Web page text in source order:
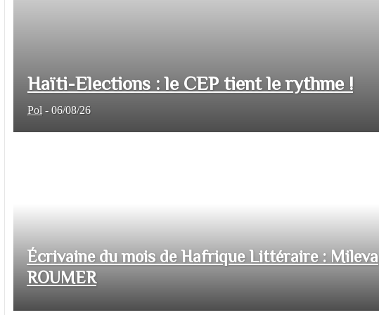
Haïti-Elections : le CEP tient le rythme !
Pol - 06/08/26
Écrivaine du mois de Hafrique Littéraire : Mileva
ROUMER